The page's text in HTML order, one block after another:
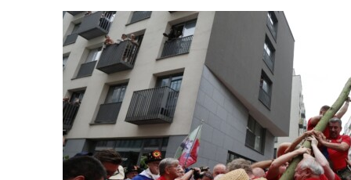
09 août 2026 Consulter l'article "La 718e plantation du
Meyboom: Jean Vanderhaegen
passe le flambeau aux jeunes
Bûûmdroegers